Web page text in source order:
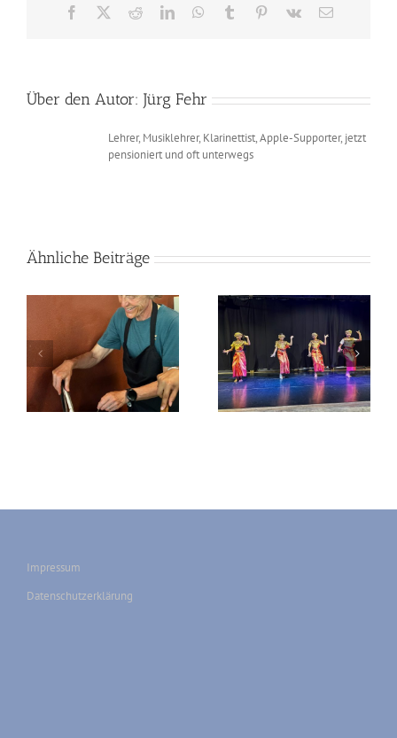
Facebook RedditLinkedInWhatsApp
Tumblr Pinterest
Vk
E-
Über den Autor: Jürg Fehr
Lehrer, Musiklehrer, Klarinettist, Apple-Supporter, jetzt
pensioniert und oft unterwegs
Ähnliche Beiträge
2026-03-05 Siem
Reap
2026-03-04 Kampong
Cham – Siem Reap
Impressum
Datenschutzerklärung